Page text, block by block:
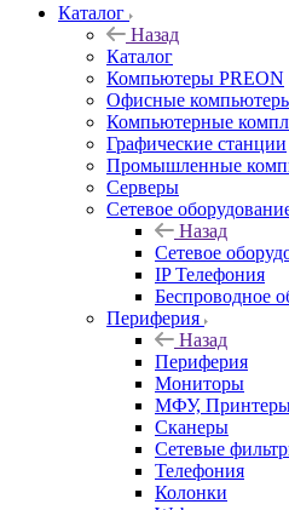
Каталог
Назад
Каталог
Компьютеры PREON
Офисные
Компьютерные
Графические станции
Промышленные
Серверы
Сетевое
Назад
Сетевое
IP Телефония
Беспроводное
Периферия
Назад
Периферия
Мониторы
МФУ,
Сканеры
Сетевые
Телефония
Колонки